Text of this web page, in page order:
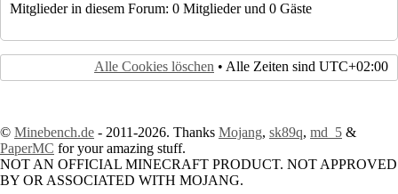
Mitglieder in diesem Forum: 0 Mitglieder und 0 Gäste
Alle Cookies löschen • Alle Zeiten sind UTC+02:00
© Minebench.de - 2011-2026. Thanks Mojang, sk89q, md_5 &
PaperMC for your amazing stuff.
NOT AN OFFICIAL MINECRAFT PRODUCT. NOT APPROVED
BY OR ASSOCIATED WITH MOJANG.